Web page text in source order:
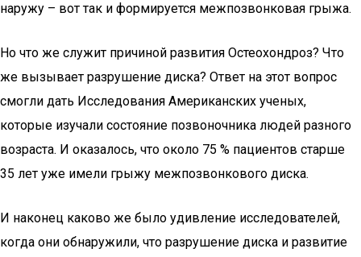
наружу – вот так и формируется межпозвонковая грыжа.
Но что же служит причиной развития Остеохондроз? Что
же вызывает разрушение диска? Ответ на этот вопрос
смогли дать Исследования Американских ученых,
которые изучали состояние позвоночника людей разного
возраста. И оказалось, что около 75 % пациентов старше
35 лет уже имели грыжу межпозвонкового диска.
И наконец каково же было удивление исследователей,
когда они обнаружили, что разрушение диска и развитие